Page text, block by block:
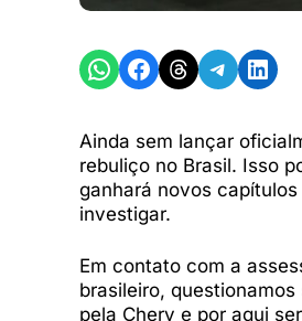
Share on WhatsApp
Share on Facebook
Share on Threads
Share onShare on
Ainda sem lançar
rebuliço no Brasil. Isso
ganhará novos
investigar.
Em contato com a
brasileiro,
pela Chery e por aqui